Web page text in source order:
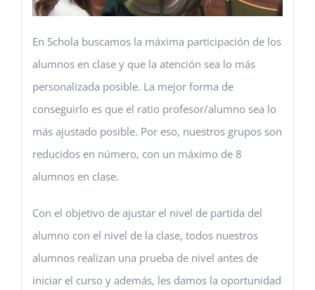
En Schola buscamos la máxima participación de los
alumnos en clase y que la atención sea lo más
personalizada posible. La mejor forma de
conseguirlo es que el ratio profesor/alumno sea lo
más ajustado posible. Por eso, nuestros grupos son
reducidos en número, con un máximo de 8
alumnos en clase.
Con el objetivo de ajustar el nivel de partida del
alumno con el nivel de la clase, todos nuestros
alumnos realizan una prueba de nivel antes de
iniciar el curso y además, les damos la oportunidad